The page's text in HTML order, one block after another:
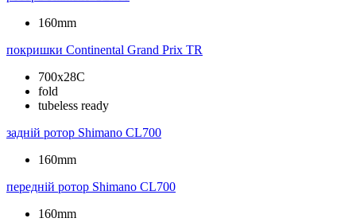
160mm
покришки Continental Grand Prix TR
700x28C
fold
tubeless ready
задній ротор Shimano CL700
160mm
передній ротор Shimano CL700
160mm